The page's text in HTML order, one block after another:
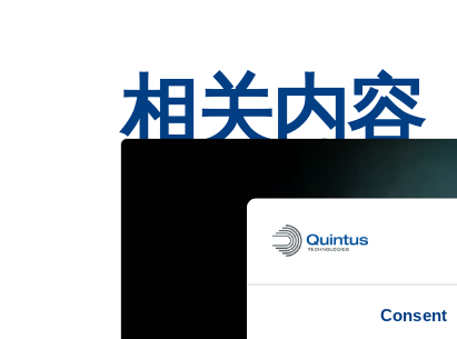
Consent
相关内容